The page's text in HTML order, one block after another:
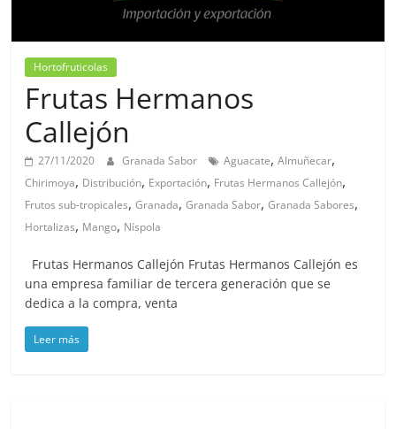
Hortofruticolas
Frutas Hermanos
Callejón
27/11/2020 Granada Sabor Aguacate,Almuñecar,
Chirimoya, Distribución, Exportación, Frutas Hermanos Callejón,
Frutos sub-tropicales,Granada,Granada Sabor,Granada Sabores,
Hortalizas, Mango, Níspola
Frutas Hermanos Callejón Frutas Hermanos Callejón es
una empresa familiar de tercera generación que se
dedica a la compra, venta
Leer más